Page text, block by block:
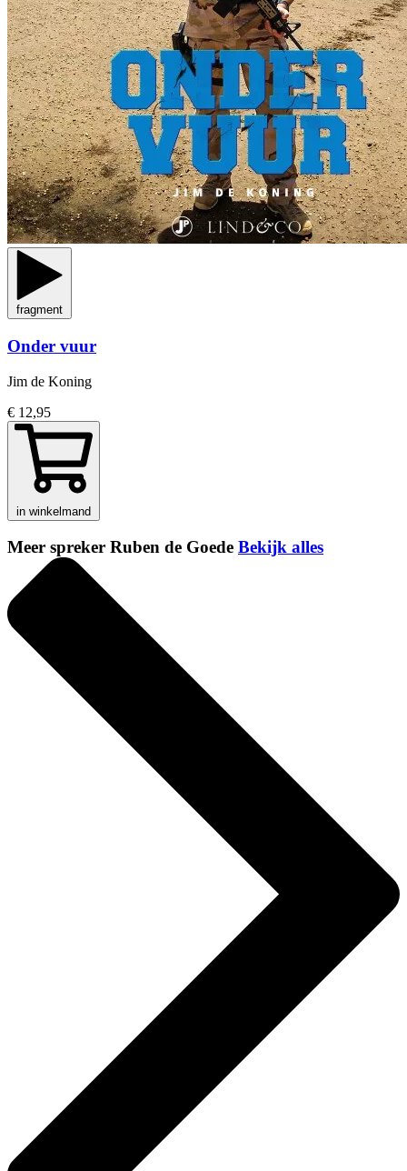
fragment
Onder vuur
Jim de Koning
€ 12,95
in winkelmand
Meer spreker Ruben de Goede Bekijk alles